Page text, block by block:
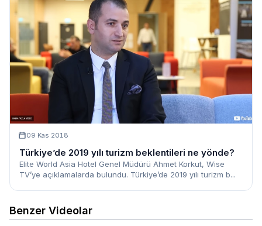
09 Kas 2018
Türkiye’de 2019 yılı turizm beklentileri ne yönde?
Elite World Asia Hotel Genel Müdürü Ahmet Korkut, Wise
TV’ye açıklamalarda bulundu. Türkiye’de 2019 yılı turizm b...
Benzer Videolar